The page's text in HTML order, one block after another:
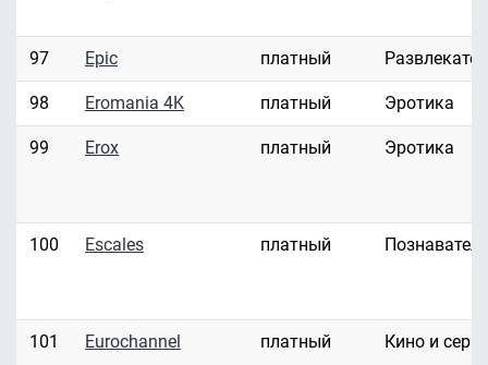
97 Epic платный
98 Eromania 4K платный Эротика
99 Erox платный Эротика
100 Escales платный
101 Eurochannel платный Кино и